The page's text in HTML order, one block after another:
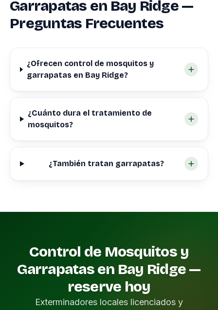
Garrapatas en Bay Ridge —
Preguntas Frecuentes
¿Ofrecen control de mosquitos y
garrapatas en Bay Ridge?
¿Cuánto dura el tratamiento de
mosquitos?
¿También tratan garrapatas?
Control de Mosquitos y
Garrapatas en Bay Ridge —
reserve hoy
Exterminadores locales licenciados y